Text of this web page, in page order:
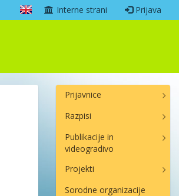
Interne strani Prijava
Prijavnice
Razpisi
Publikacije in
videogradivo
Projekti
Sorodne organizacije